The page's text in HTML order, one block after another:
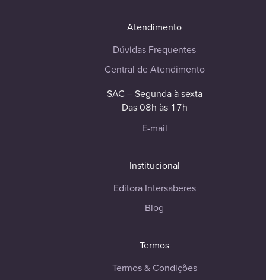
Atendimento
Dúvidas Frequentes
Central de Atendimento
SAC – Segunda à sexta
Das 08h às 17h
E-mail
Institucional
Editora Intersaberes
Blog
Termos
Termos & Condições